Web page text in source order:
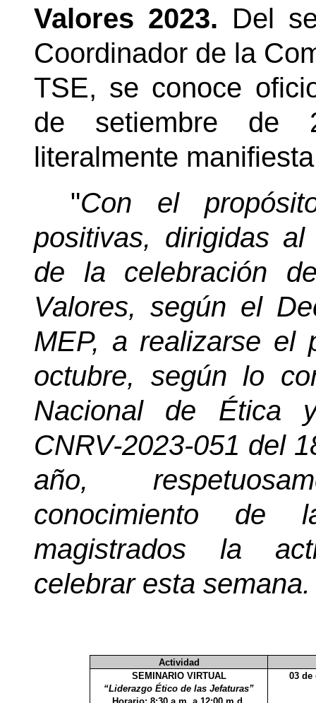
Valores 2023. Del
Coordinador de la
TSE, se conoce
de setiembre de
literalmente
"Con el
positivas, dirigidas
de la celebración
Valores, según el
MEP, a realizarse el
octubre, según lo
Nacional de Ética
CNRV-2023-051 del
año,
conocimiento de
magistrados la
celebrar esta semana.
Actividad
SEMINARIO VIRTUAL
“Liderazgo Ético de las Jefaturas”
03 de